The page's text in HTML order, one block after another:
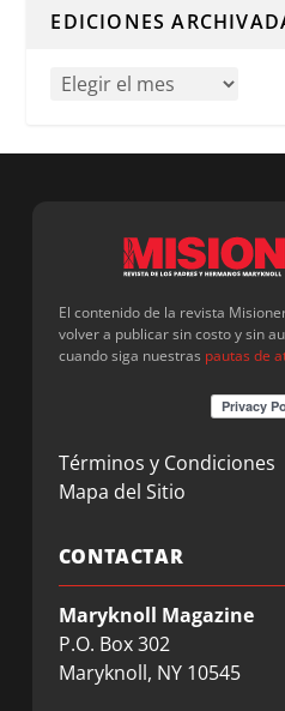
EDICIONES
El contenido de la revista
volver a publicar sin costo y sin
cuando siga nuestras pautas de
Términos y Condiciones
Mapa del Sitio
CONTACTAR
Maryknoll Magazine
P.O. Box 302
Maryknoll, NY 10545